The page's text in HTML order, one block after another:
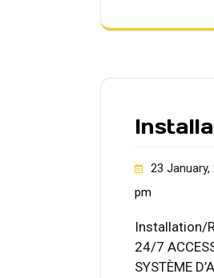
23 January,
pm
Installation/
24/7
SYSTÈME